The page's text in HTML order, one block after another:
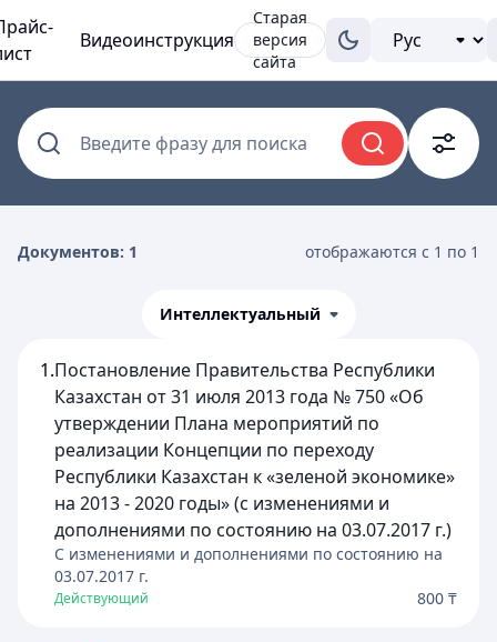
Видеоинструкция
Старая
версия
сайта
Введите фразу для поиска
Документов: 1 отображаются с 1 по 1
Интеллектуальный
1.Постановление Правительства Республики
Казахстан от 31 июля 2013 года № 750 «Об
утверждении Плана мероприятий по
реализации Концепции по переходу
Республики Казахстан к «зеленой экономике»
на 2013 - 2020 годы» (с изменениями и
дополнениями по состоянию на 03.07.2017 г.)
C изменениями и дополнениями по состоянию на
03.07.2017 г.
Действующий 800 ₸